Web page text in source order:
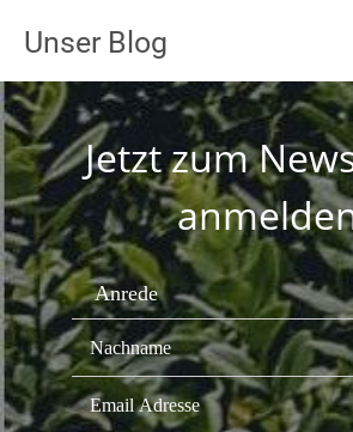
Unser Blog
Jetzt zum